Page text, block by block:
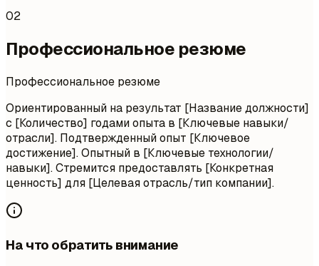
02
Профессиональное резюме
Профессиональное резюме
Ориентированный на результат [Название должности]
с [Количество] годами опыта в [Ключевые навыки/
отрасли]. Подтвержденный опыт [Ключевое
достижение]. Опытный в [Ключевые технологии/
навыки]. Стремится предоставлять [Конкретная
ценность] для [Целевая отрасль/тип компании].
На что обратить внимание